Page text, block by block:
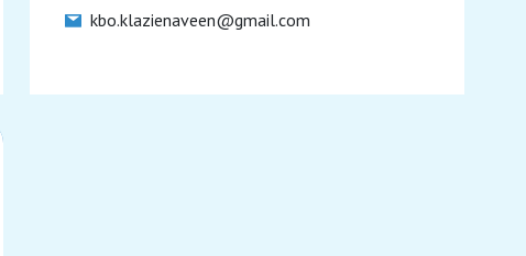
kbo.klazienaveen@gmail.com